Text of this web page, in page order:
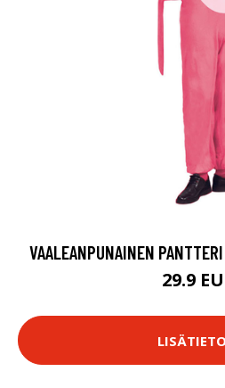
VAALEANPUNAINEN
29.9